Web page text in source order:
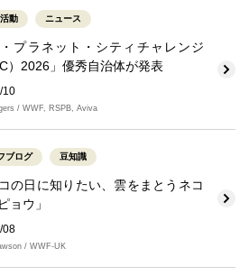
動 ニュース
・プラネット・シティチャレンジ
）2026」優秀自治体が発表
10
/ WWF, RSPB, Aviva
ブログ 豆知識
の日に知りたい、雲をまとうネコ
ョウ」
08
/ WWF-UK